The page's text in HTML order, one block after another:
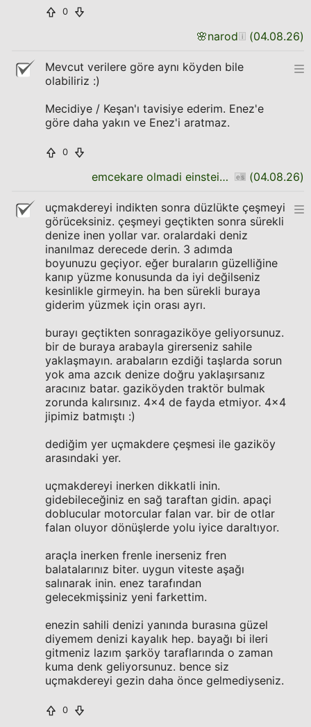
0
🌸narod (04.08.26)
Mevcut verilere göre aynı köyden bile
olabiliriz :)
Mecidiye / Keşan'ı tavisiye ederim. Enez'e
göre daha yakın ve Enez'i aratmaz.
0
emcekare olmadi einstein olsun bari (04.08.26)
uçmakdereyi indikten sonra düzlükte çeşmeyi
görüceksiniz. çeşmeyi geçtikten sonra sürekli
denize inen yollar var. oralardaki deniz
inanılmaz derecede derin. 3 adımda
boyunuzu geçiyor. eğer buraların güzelliğine
kanıp yüzme konusunda da iyi değilseniz
kesinlikle girmeyin. ha ben sürekli buraya
giderim yüzmek için orası ayrı.
burayı geçtikten sonragaziköye geliyorsunuz.
bir de buraya arabayla girerseniz sahile
yaklaşmayın. arabaların ezdiği taşlarda sorun
yok ama azcık denize doğru yaklaşırsanız
aracınız batar. gaziköyden traktör bulmak
zorunda kalırsınız. 4x4 de fayda etmiyor. 4x4
jipimiz batmıştı :)
dediğim yer uçmakdere çeşmesi ile gaziköy
arasındaki yer.
uçmakdereyi inerken dikkatli inin.
gidebileceğiniz en sağ taraftan gidin. apaçi
doblucular motorcular falan var. bir de otlar
falan oluyor dönüşlerde yolu iyice daraltıyor.
araçla inerken frenle inerseniz fren
balatalarınız biter. uygun viteste aşağı
salınarak inin. enez tarafından
gelecekmişsiniz yeni farkettim.
enezin sahili denizi yanında burasına güzel
diyemem denizi kayalık hep. bayağı bi ileri
gitmeniz lazım şarköy taraflarında o zaman
kuma denk geliyorsunuz. bence siz
uçmakdereyi gezin daha önce gelmediyseniz.
0